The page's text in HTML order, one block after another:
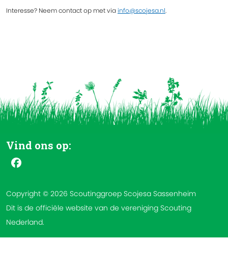
Interesse? Neem contact op met viainfo@scojesa.nl.
Vind ons op:
Copyright © 2026 Scoutinggroep Scojesa Sassenheim
Dit is de officiële website van de vereniging Scouting
Nederland.